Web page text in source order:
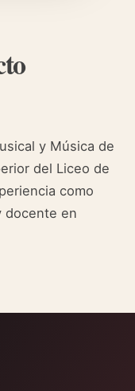
y Música de
del Liceo de
como
docente en